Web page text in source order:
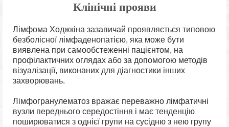
Клінічні прояви
Лімфома Ходжкіна зазавичай проявляється типовою
безболісної лімфаденопатією, яка може бути
виявлена ​​при самообстеженні пацієнтом, на
профілактичних оглядах або за допомогою методів
візуалізації, виконаних для діагностики інших
захворювань.
Лімфогранулематоз вражає переважно лімфатичні
вузли переднього середостіння і має тенденцію
поширюватися з однієї групи на сусідню з нею групу